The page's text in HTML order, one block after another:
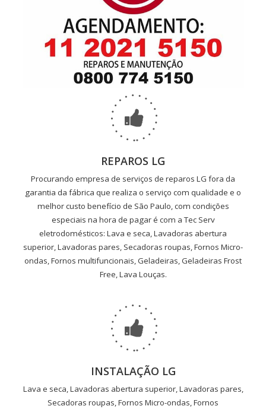
REPAROS LG
Procurando empresa de serviços de reparos LG fora da
garantia da fábrica que realiza o serviço com qualidade e o
melhor custo benefício de São Paulo, com condições
especiais na hora de pagar é com a Tec Serv
eletrodomésticos: Lava e seca, Lavadoras abertura
superior, Lavadoras pares, Secadoras roupas, Fornos Micro-
ondas, Fornos multifuncionais, Geladeiras, Geladeiras Frost
Free, Lava Louças.
INSTALAÇÃO LG
Lava e seca, Lavadoras abertura superior, Lavadoras pares,
Secadoras roupas, Fornos Micro-ondas, Fornos